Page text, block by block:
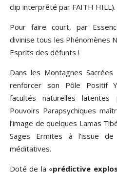
clip interprété par FAITH HILL).
Pour faire court, par
divinise tous les Phénomènes
Esprits des défunts !
Dans les Montagnes
renforcer son Pôle Positif
facultés naturelles
Pouvoirs Parapsychiques
l’image de quelques Lamas
Sages Ermites à l’issue
méditatives.
Doté de la «prédictive